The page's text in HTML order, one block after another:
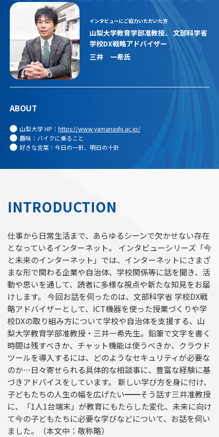
インタビューにご協力いただいた方
山梨大学教育学部准教授、 文部科学省
学校DX戦略アドバイザー
三井 一希氏
ABOUT
山梨大学 HP： https://www.yamanashi.ac.jp/
趣味：バイクに乗ること
好きな言葉：今日の一針、明日の十針
INTRODUCTION
仕事から日常生活まで、あらゆるシーンで欠かせない存在
となっているインターネット。 インタビューシリーズ「今
と未来のインターネット」では、インターネットにさまざ
まな形で関わる企業や自治体、学校関係等に話を聞き、活
動や思いを通して、読者に多様な視点や新たな知見をお届
けします。 今回お話を伺ったのは、文部科学省 学校DX戦
略アドバイザーとして、ICT機器を使った授業づくりや学
校DXの取り組み方について学校や自治体を支援する、山
梨大学教育学部准教授・三井一希先生。鉛筆で文字を書く
時間は残すべきか、チャット機能は使うべきか、クラウド
ツールを導入するには、どのようなセキュリティが必要な
のか…日々寄せられる具体的な相談事に、豊富な経験に基
づきアドバイスをしています。 新しい学び方を身に付け、
子どもたちの人生の幅を広げたい━━そう話す三井准教授
に、「1人1台端末」が教育にもたらした変化、未来に向け
て今の子どもたちに必要な学びなどについて、お話を伺い
ました。（本文中：敬称略）